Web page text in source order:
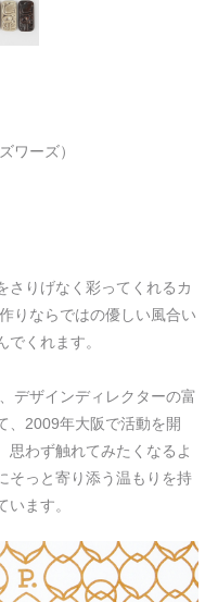
ーズ）
さりげなく彩ってくれるカ
りならではの優しい風合い
くれます。
デザインディレクターの富
、2009年大阪で活動を開
思わず触れてみたくなるよ
そっと寄り添う温もりを持
ます。